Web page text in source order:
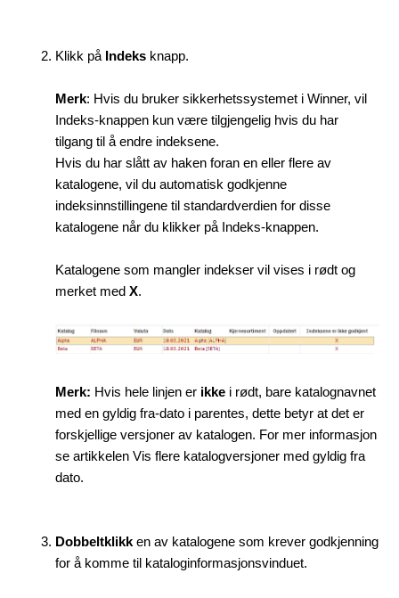
Klikk på Indeks knapp.
Merk: Hvis du bruker sikkerhetssystemet i Winner, vil
Indeks-knappen kun være tilgjengelig hvis du har
tilgang til å endre indeksene.
Hvis du har slått av haken foran en eller flere av
katalogene, vil du automatisk godkjenne
indeksinnstillingene til standardverdien for disse
katalogene når du klikker på Indeks-knappen.
Katalogene som mangler indekser vil vises i rødt og
merket medX.
Merk: Hvis hele linjen er ikke i rødt, bare katalognavnet
med en gyldig fra-dato i parentes, dette betyr at det er
forskjellige versjoner av katalogen. For mer informasjon
se artikkelenVis flere katalogversjoner med gyldig fra
dato.
Dobbeltklikk en av katalogene som krever godkjenning
for å komme til kataloginformasjonsvinduet.